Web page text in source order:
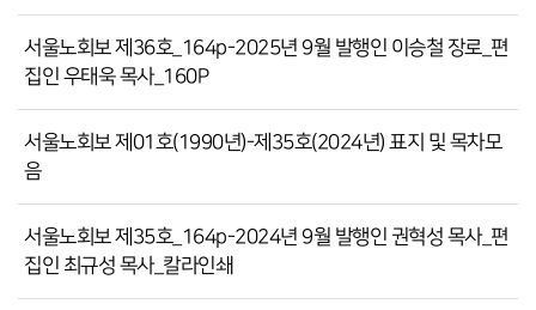
서울노회보 제36호_164p-2025년 9월 발행인 이승철 장로_편
집인 우태욱 목사_160P
서울노회보 제01호(1990년)-제35호(2024년) 표지 및 목차모
음
서울노회보 제35호_164p-2024년 9월 발행인 권혁성 목사_편
집인 최규성 목사_칼라인쇄